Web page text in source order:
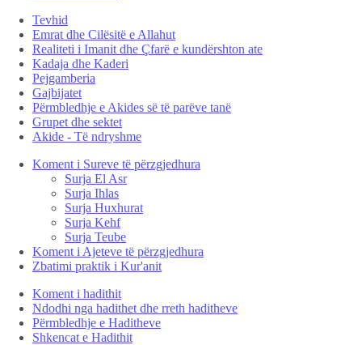
Tevhid
Emrat dhe Cilësitë e Allahut
Realiteti i Imanit dhe Çfarë e kundërshton ate
Kadaja dhe Kaderi
Pejgamberia
Gajbijatet
Përmbledhje e Akides së të parëve tanë
Grupet dhe sektet
Akide - Të ndryshme
Koment i Sureve të përzgjedhura
Surja El Asr
Surja Ihlas
Surja Huxhurat
Surja Kehf
Surja Teube
Koment i Ajeteve të përzgjedhura
Zbatimi praktik i Kur'anit
Koment i hadithit
Ndodhi nga hadithet dhe rreth haditheve
Përmbledhje e Haditheve
Shkencat e Hadithit